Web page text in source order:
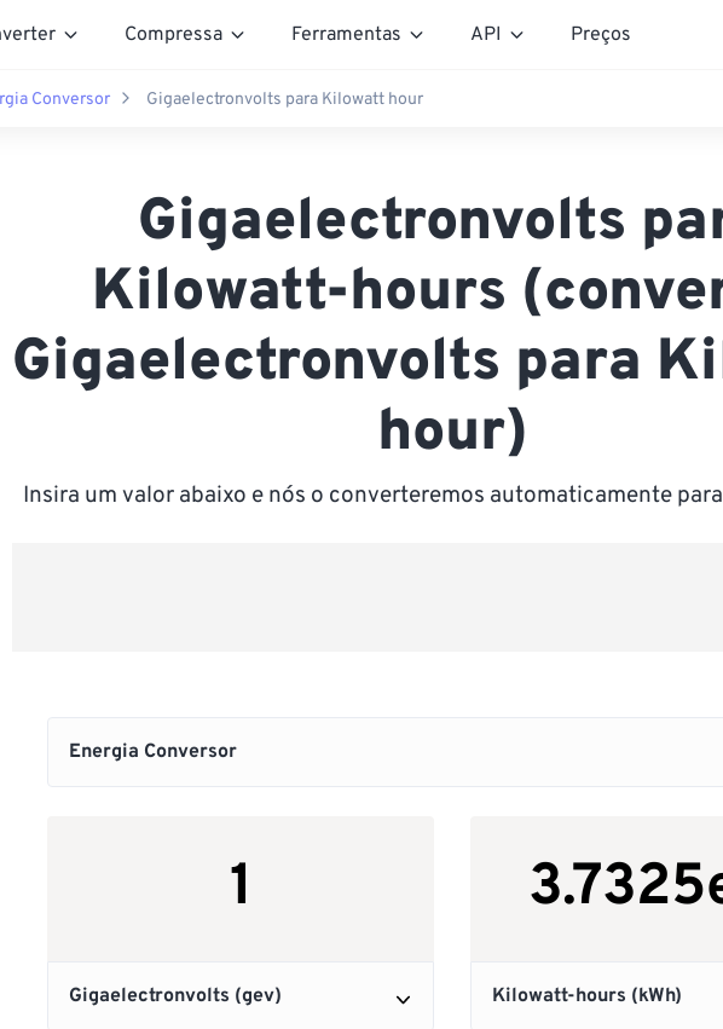
Compressa Ferramentas API Preços
Conversor Gigaelectronvolts para Kilowatt hour
Gigaelectronvolts
Kilowatt-hours
Gigaelectronvolts para
hour)
Insira um valor abaixo e nós o converteremos automaticamente